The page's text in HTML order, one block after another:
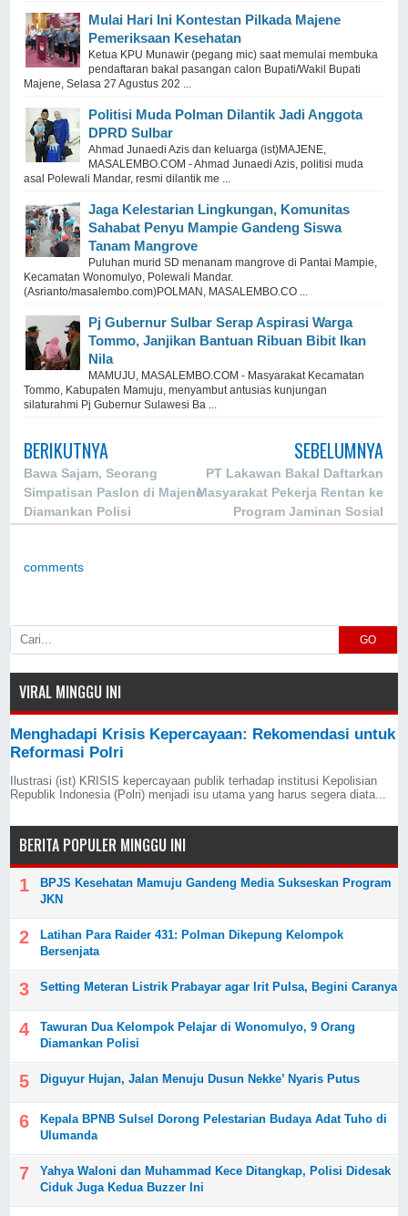
Mulai Hari Ini Kontestan Pilkada Majene
Pemeriksaan Kesehatan
Ketua KPU Munawir (pegang mic) saat memulai membuka
pendaftaran bakal pasangan calon Bupati/Wakil Bupati
Majene, Selasa 27 Agustus 202 ...
Politisi Muda Polman Dilantik Jadi Anggota
DPRD Sulbar
Ahmad Junaedi Azis dan keluarga (ist)MAJENE,
MASALEMBO.COM - Ahmad Junaedi Azis, politisi muda
asal Polewali Mandar, resmi dilantik me ...
Jaga Kelestarian Lingkungan, Komunitas
Sahabat Penyu Mampie Gandeng Siswa
Tanam Mangrove
Puluhan murid SD menanam mangrove di Pantai Mampie,
Kecamatan Wonomulyo, Polewali Mandar.
(Asrianto/masalembo.com)POLMAN, MASALEMBO.CO ...
Pj Gubernur Sulbar Serap Aspirasi Warga
Tommo, Janjikan Bantuan Ribuan Bibit Ikan
Nila
MAMUJU, MASALEMBO.COM - Masyarakat Kecamatan
Tommo, Kabupaten Mamuju, menyambut antusias kunjungan
silaturahmi Pj Gubernur Sulawesi Ba ...
BERIKUTNYA
Bawa Sajam, Seorang
Simpatisan Paslon di Majene
Diamankan Polisi
SEBELUMNYA
PT Lakawan Bakal Daftarkan
Masyarakat Pekerja Rentan ke
Program Jaminan Sosial
Ketenagakerjaan
comments
GO
VIRAL MINGGU INI
Menghadapi Krisis Kepercayaan: Rekomendasi untuk
Reformasi Polri
Ilustrasi (ist) KRISIS kepercayaan publik terhadap institusi Kepolisian
Republik Indonesia (Polri) menjadi isu utama yang harus segera diata...
BERITA POPULER MINGGU INI
BPJS Kesehatan Mamuju Gandeng Media Sukseskan Program
JKN
Latihan Para Raider 431: Polman Dikepung Kelompok
Bersenjata
Setting Meteran Listrik Prabayar agar Irit Pulsa, Begini Caranya
Tawuran Dua Kelompok Pelajar di Wonomulyo, 9 Orang
Diamankan Polisi
Diguyur Hujan, Jalan Menuju Dusun Nekke’ Nyaris Putus
Kepala BPNB Sulsel Dorong Pelestarian Budaya Adat Tuho di
Ulumanda
Yahya Waloni dan Muhammad Kece Ditangkap, Polisi Didesak
Ciduk Juga Kedua Buzzer Ini